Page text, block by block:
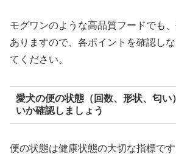
モグワンのような高品質フードでも
ありますので、各ポイントを確認し
てください。
愛犬の便の状態（回数、形状、匂い
いか確認しましょう
便の状態は健康状態の大切な指標です